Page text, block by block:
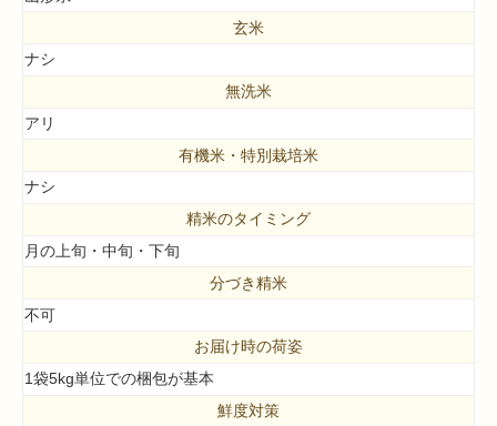
玄米
ナシ
無洗米
アリ
有機米・特別栽培米
ナシ
精米のタイミング
月の上旬・中旬・下旬
分づき精米
不可
お届け時の荷姿
1袋5kg単位での梱包が基本
鮮度対策